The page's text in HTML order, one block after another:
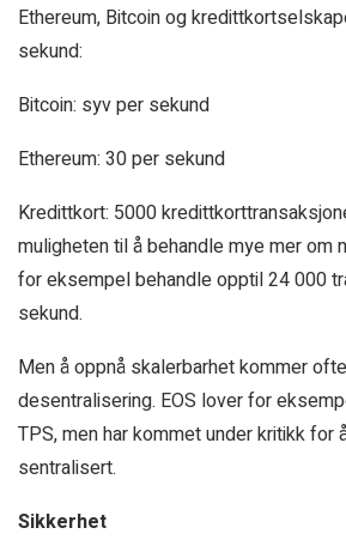
Ethereum, Bitcoin og
sekund:
Bitcoin: syv per sekund
Ethereum: 30 per sekund
Kredittkort: 5000
muligheten til å behandle mye mer om
for eksempel behandle opptil 24 000
sekund.
Men å oppnå skalerbarhet kommer
desentralisering. EOS lover for
TPS, men har kommet under kritikk
sentralisert.
Sikkerhet